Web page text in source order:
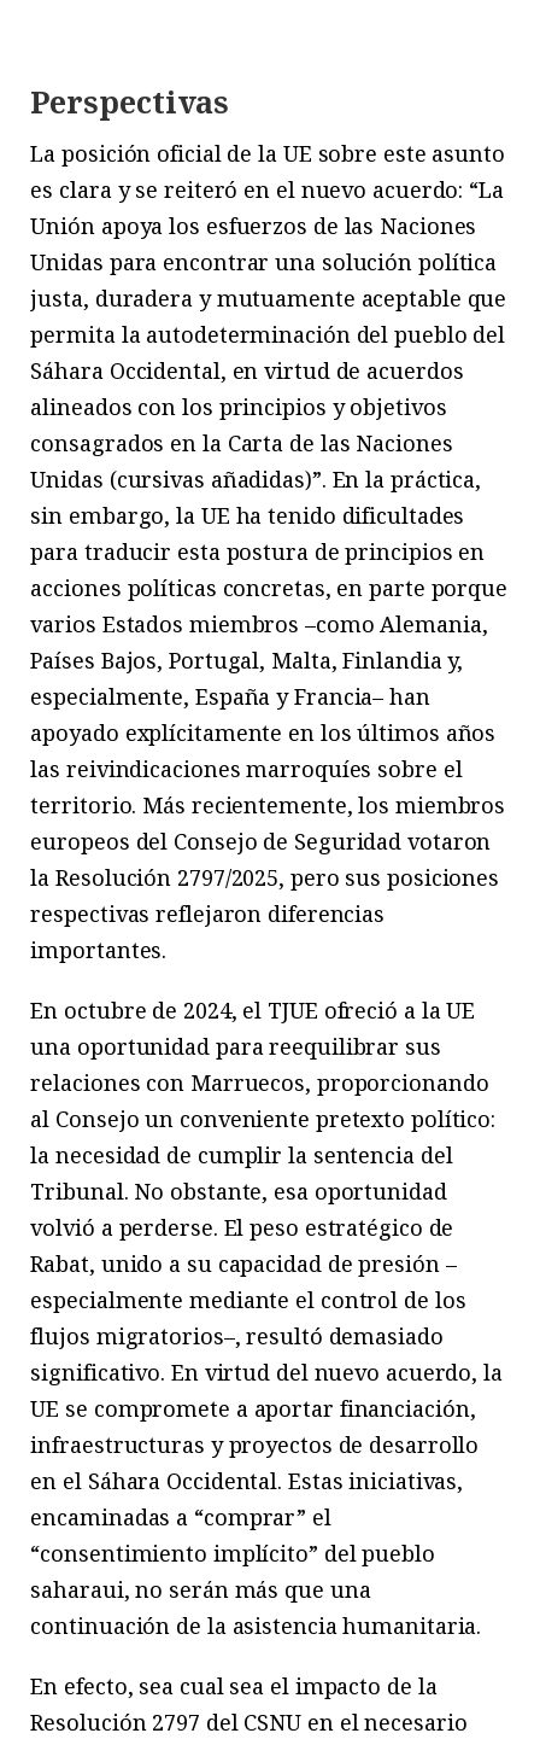
Perspectivas
La posición oficial de la UE sobre este asunto
es clara y se reiteró en el nuevo acuerdo: “La
Unión apoya los esfuerzos de las Naciones
Unidas para encontrar una solución política
justa, duradera y mutuamente aceptable que
permita la autodeterminación del pueblo del
Sáhara Occidental, en virtud de acuerdos
alineados con los principios y objetivos
consagrados en la Carta de las Naciones
Unidas (cursivas añadidas)”. En la práctica,
sin embargo, la UE ha tenido dificultades
para traducir esta postura de principios en
acciones políticas concretas, en parte porque
varios Estados miembros –como Alemania,
Países Bajos, Portugal, Malta, Finlandia y,
especialmente, España y Francia– han
apoyado explícitamente en los últimos años
las reivindicaciones marroquíes sobre el
territorio. Más recientemente, los miembros
europeos del Consejo de Seguridad votaron
la Resolución 2797/2025, pero sus posiciones
respectivas reflejaron diferencias
importantes.
En octubre de 2024, el TJUE ofreció a la UE
una oportunidad para reequilibrar sus
relaciones con Marruecos, proporcionando
al Consejo un conveniente pretexto político:
la necesidad de cumplir la sentencia del
Tribunal. No obstante, esa oportunidad
volvió a perderse. El peso estratégico de
Rabat, unido a su capacidad de presión –
especialmente mediante el control de los
flujos migratorios–, resultó demasiado
significativo. En virtud del nuevo acuerdo, la
UE se compromete a aportar financiación,
infraestructuras y proyectos de desarrollo
en el Sáhara Occidental. Estas iniciativas,
encaminadas a “comprar” el
“consentimiento implícito” del pueblo
saharaui, no serán más que una
continuación de la asistencia humanitaria.
En efecto, sea cual sea el impacto de la
Resolución 2797 del CSNU en el necesario